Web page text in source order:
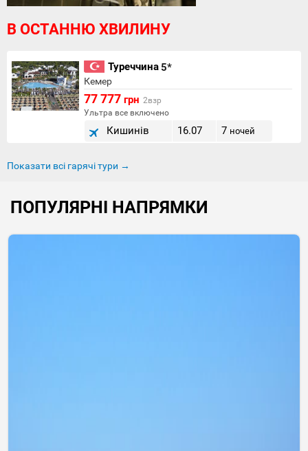
В ОСТАННЮ ХВИЛИНУ
Туреччина5*
Кемер
77 777 грн 2взр
Ультра все включено
Кишинів 16.07 7 ночей
Показати всі гарячі тури →
ПОПУЛЯРНІ НАПРЯМКИ